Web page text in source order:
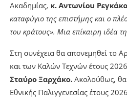
Ακαδημίας, κ. Αντωνίου
καταφύγιο της επιστήμης και ο
του κράτους». Μια επίκαιρη ιδέα
Στη συνέχεια θα απονεμηθεί το
και των Καλών Τεχνών έτους
Σταύρο Ξαρχάκο. Ακολούθως, θα
Εθνικής Παλιγγενεσίας έτους